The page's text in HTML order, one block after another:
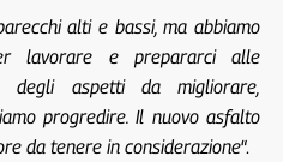
alti e bassi, ma abbiamo
lavorare e prepararci alle
degli aspetti da migliorare,
progredire. Il nuovo asfalto
da tenere in considerazione“.